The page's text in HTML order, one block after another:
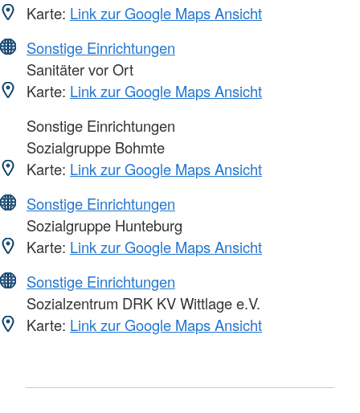
Karte: Link zur Google Maps Ansicht
Sonstige Einrichtungen
Sanitäter vor Ort
Karte: Link zur Google Maps Ansicht
Sonstige Einrichtungen
Sozialgruppe Bohmte
Karte: Link zur Google Maps Ansicht
Sonstige Einrichtungen
Sozialgruppe Hunteburg
Karte: Link zur Google Maps Ansicht
Sonstige Einrichtungen
Sozialzentrum DRK KV Wittlage e.V.
Karte: Link zur Google Maps Ansicht